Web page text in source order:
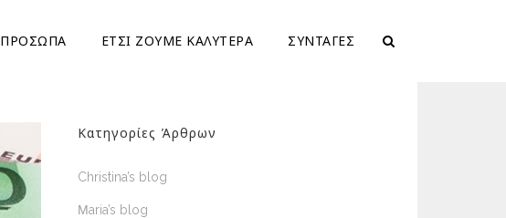
ΠΡΟΣΩΠΑ ΕΤΣΙ ΖΟΥΜΕ ΚΑΛΥΤΕΡΑ ΣΥΝΤΑΓΕΣ
Κατηγορίες Άρθρων
Christina’s blog
Μaria’s blog